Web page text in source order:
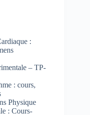
:
– TP-
: cours,
Physique
: Cours-